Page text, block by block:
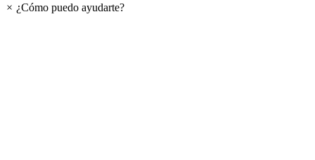
× ¿Cómo puedo ayudarte?